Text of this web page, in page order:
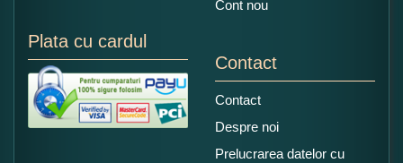
Cont nou
Plata cu cardul
Contact
Contact
Despre noi
Prelucrarea datelor cu